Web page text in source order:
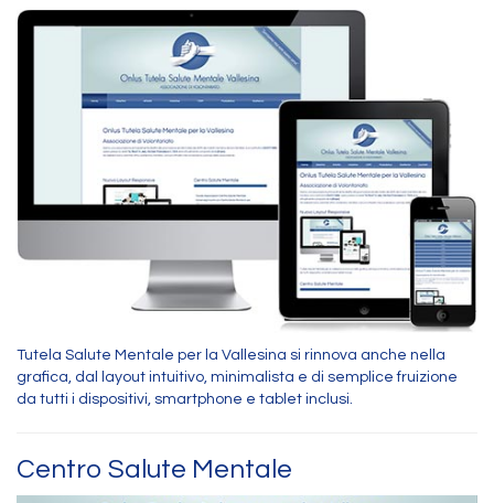
Tutela Salute Mentale per la Vallesina si rinnova anche nella
grafica, dal layout intuitivo, minimalista e di semplice fruizione
da tutti i dispositivi, smartphone e tablet inclusi.
Centro Salute Mentale